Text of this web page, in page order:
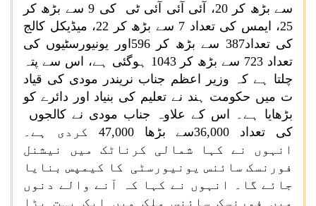
سے بڑھ کر 20، آئی آئی آئی ٹی کی 9 سے بڑھ کر
25، ایمس کی تعداد 7 سے بڑھ کر 22، میڈیکل کالج
کی تعداد387 سے بڑھ کر 596اور یونیورسٹیوں کی
تعداد 723 سے بڑھ کر 1043 ہوگئی ہے، اس سے پتہ
چلتا ہے کہ وزیر اعظم جناب نریندر مودی کی قیاد
ت میں حکومت ہند نے تعلیم کی بنیاد اور دائرے کو
بڑھایا ہے۔ اس کے علاوہ جناب مودی نے کالجوں
کی تعداد 36,000سے بڑھا47,000 کردی ہے۔
انہوں نے کہا شمالی کرناٹک میں نیشنل
فورنسک سائنس یونیورسٹی کا کیمپس بنایا
جائے گا۔ انہوں نے کہا کہ آنے والے دنوں
میں فورنسک سائنس ملک میں ایک بہت بڑا